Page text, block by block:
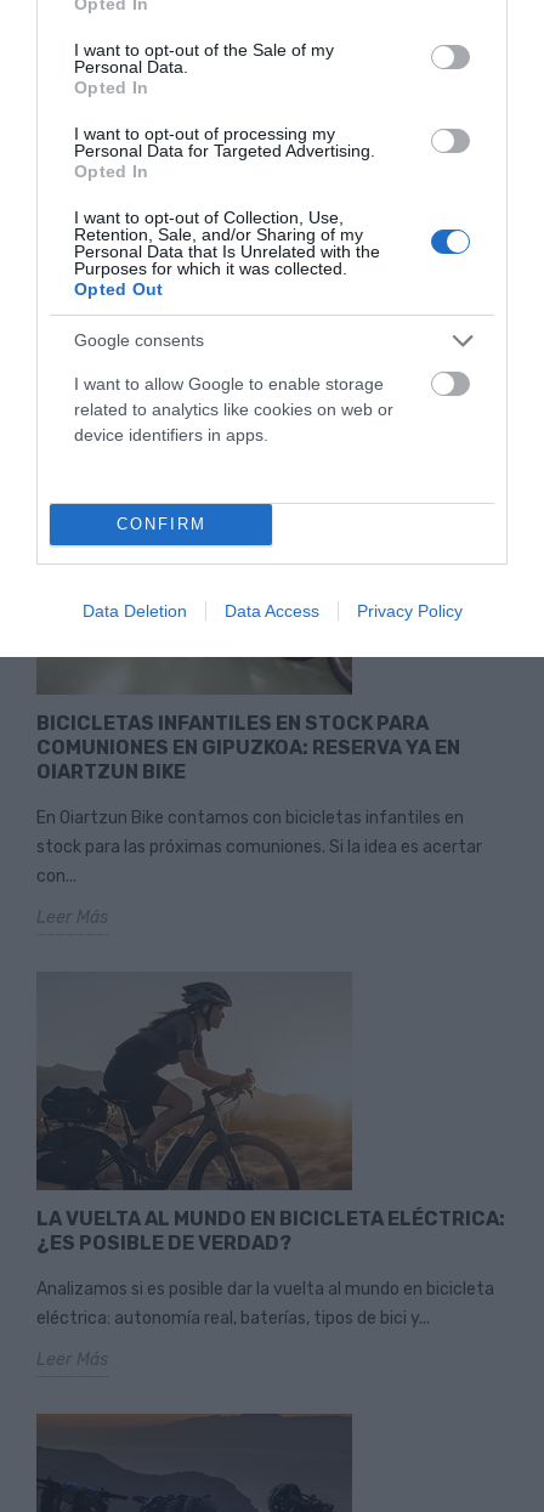
use your data for below specified purposes in below Google
consent section.
I want to opt-out of the Sale of my
Personal Data.
Opted In
I want to opt-out of processing my
Personal Data for Targeted Advertising.
Opted In
I want to opt-out of Collection, Use,
Retention, Sale, and/or Sharing of my
Personal Data that Is Unrelated with the
Purposes for which it was collected.
Opted Out
Google consents
I want to allow Google to enable storage
related to analytics like cookies on web or
device identifiers in apps.
CONFIRM
Data Deletion Data Access Privacy Policy
QUÉ LLEVAR EN TUS SALIDAS EN BICICLETA DE
VARIOS DÍAS: GUÍA IMPRESCINDIBLE PARA
CICLOVIAJEROS
El cicloturismo es mucho más que desplazarse en bicicleta.
Es una experiencia de conexión con el entorno, de libertad...
Leer Más
BICICLETAS INFANTILES EN STOCK PARA
COMUNIONES EN GIPUZKOA: RESERVA YA EN
OIARTZUN BIKE
En Oiartzun Bike contamos con bicicletas infantiles en
stock para las próximas comuniones. Si la idea es acertar
con...
Leer Más
LA VUELTA AL MUNDO EN BICICLETA ELÉCTRICA:
¿ES POSIBLE DE VERDAD?
Analizamos si es posible dar la vuelta al mundo en bicicleta
eléctrica: autonomía real, baterías, tipos de bici y...
Leer Más